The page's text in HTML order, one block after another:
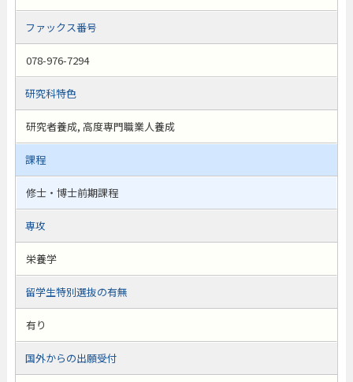
ファックス番号
078-976-7294
研究科特色
研究者養成, 高度専門職業人養成
課程
修士・博士前期課程
専攻
栄養学
留学生特別選抜の有無
有り
国外からの出願受付